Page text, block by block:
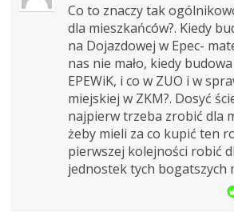
Co to znaczy tak
dla mieszkańców?. Kiedy
na Dojazdowej w Epec-
nas nie mało, kiedy
EPEWiK, i co w ZUO i w
miejskiej w ZKM?. Dosyć
najpierw trzeba zrobić dla
żeby mieli za co kupić ten
pierwszej kolejności robić
jednostek tych bogatszych